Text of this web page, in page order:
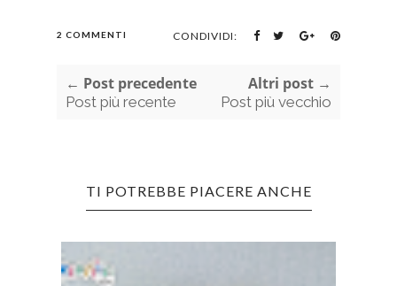
2 COMMENTI CONDIVIDI:
← Post precedente
Post più recente
Altri post →
Post più vecchio
TI POTREBBE PIACERE ANCHE